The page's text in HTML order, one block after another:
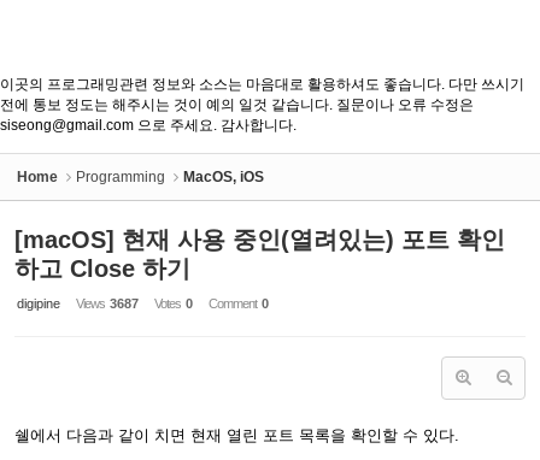
이곳의 프로그래밍관련 정보와 소스는 마음대로 활용하셔도 좋습니다. 다만 쓰시기
전에 통보 정도는 해주시는 것이 예의 일것 같습니다. 질문이나 오류 수정은
siseong@gmail.com 으로 주세요. 감사합니다.
Home Programming MacOS, iOS
[macOS] 현재 사용 중인(열려있는) 포트 확인
하고 Close 하기
digipine Views 3687 Votes 0 Comment 0
쉘에서 다음과 같이 치면 현재 열린 포트 목록을 확인할 수 있다.